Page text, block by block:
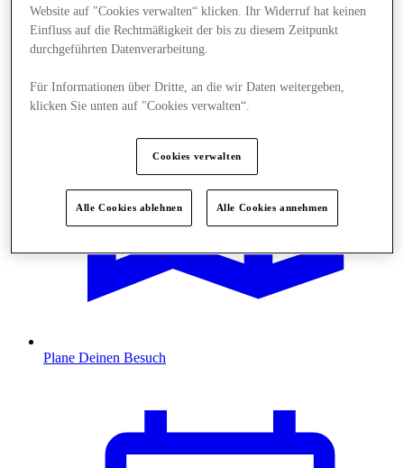
Plane Deinen Besuch
Website auf "Cookies verwalten“ klicken. Ihr Widerruf hat keinen
Einfluss auf die Rechtmäßigkeit der bis zu diesem Zeitpunkt
durchgeführten Datenverarbeitung.
Für Informationen über Dritte, an die wir Daten weitergeben,
klicken Sie unten auf "Cookies verwalten“.
Cookies verwalten
Alle Cookies ablehnen Alle Cookies annehmen